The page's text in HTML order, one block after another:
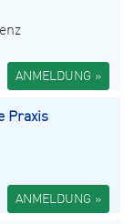
ANMELDUNG »
Praxis
ANMELDUNG »